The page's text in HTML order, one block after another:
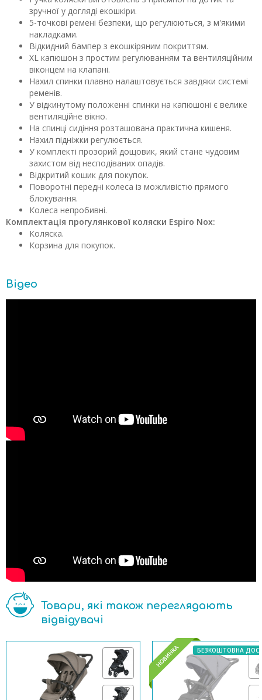
зручної у догляді екошкіри.
5-точкові ремені безпеки, що регулюються, з м'якими
накладками.
Відкидний бампер з екошкіряним покриттям.
XL капюшон з простим регулюванням та вентиляційним
віконцем на клапані.
Нахил спинки плавно налаштовується завдяки системі
ременів.
У відкинутому положенні спинки на капюшоні є велике
вентиляційне вікно.
На спинці сидіння розташована практична кишеня.
Нахил підніжки регулюється.
У комплекті прозорий дощовик, який стане чудовим
захистом від несподіваних опадів.
Відкритий кошик для покупок.
Поворотні передні колеса із можливістю прямого
блокування.
Колеса непробивні.
Комплектація прогулянкової коляски Espiro Nox:
Коляска.
Корзина для покупок.
Відео
Товари, які також переглядають
відвідувачі
БЕЗКОШТОВНА